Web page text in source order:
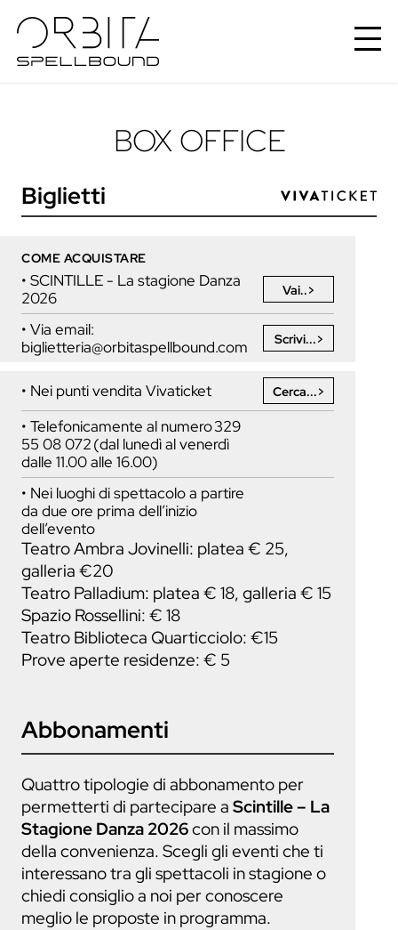
BOX OFFICE
Biglietti
COME ACQUISTARE
• SCINTILLE - La stagione Danza
2026
Vai..>
• Via email:
biglietteria@orbitaspellbound.com
Scrivi...>
• Nei punti vendita Vivaticket Cerca...>
• Telefonicamente al numero 329
55 08 072 (dal lunedì al venerdì
dalle 11.00 alle 16.00)
• Nei luoghi di spettacolo a partire
da due ore prima dell’inizio
dell’evento
Teatro Ambra Jovinelli: platea € 25,
galleria €20
Teatro Palladium: platea € 18, galleria € 15
Spazio Rossellini: € 18
Teatro Biblioteca Quarticciolo: €15
Prove aperte residenze: € 5
Abbonamenti
Quattro tipologie di abbonamento per
permetterti di partecipare aScintille – La
Stagione Danza 2026con il massimo
della convenienza. Scegli gli eventi che ti
interessano tra gli spettacoli in stagione o
chiedi consiglio a noi per conoscere
meglio le proposte in programma.